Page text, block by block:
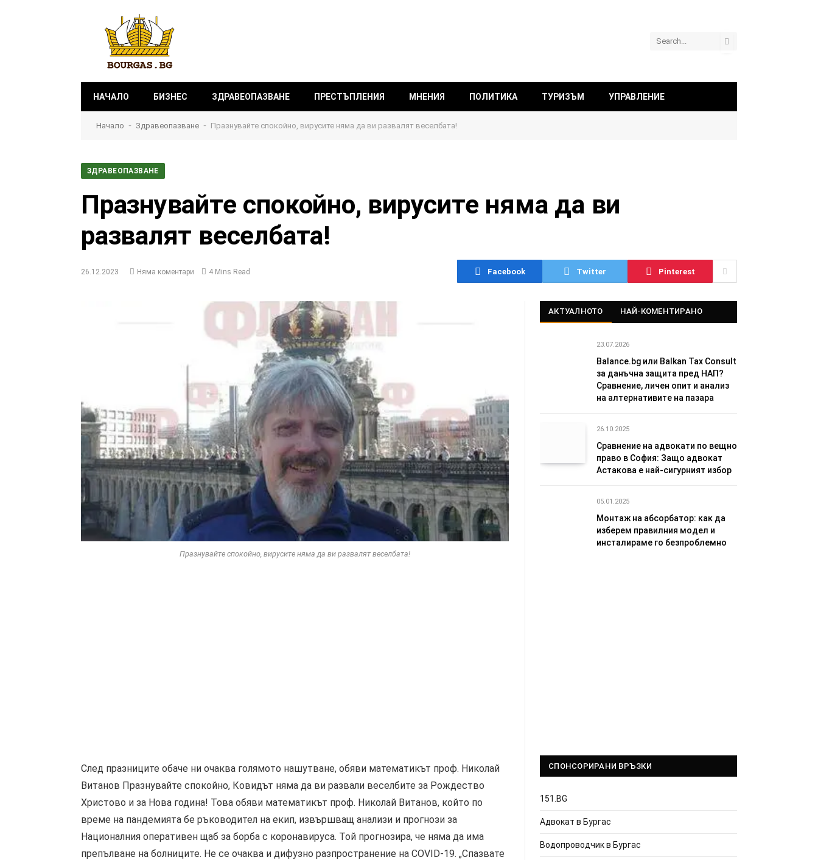
НАЧАЛО БИЗНЕС ЗДРАВЕОПАЗВАНЕ ПРЕСТЪПЛЕНИЯ МНЕНИЯ ПОЛИТИКА ТУРИЗЪМ УПРАВЛЕНИЕ
Начало - Здравеопазване - Празнувайте спокойно, вирусите няма да ви развалят веселбата!
ЗДРАВЕОПАЗВАНЕ
Празнувайте спокойно, вирусите няма да ви
развалят веселбата!
26.12.2023 Няма коментари 4 Mins Read Facebook Twitter Pinterest
Празнувайте спокойно, вирусите няма да ви развалят веселбата!
След празниците обаче ни очаква голямото нашутване, обяви математикът проф. Николай
Витанов Празнувайте спокойно, Ковидът няма да ви развали веселбите за Рождество
Христово и за Нова година! Това обяви математикът проф. Николай Витанов, който по
време на пандемията бе ръководител на екип, извършващ анализи и прогнози за
Националния оперативен щаб за борба с коронавируса. Той прогнозира, че няма да има
препълване на болниците. Не се очаква и дифузно разпространение на COVID-19. „Спазвате
АКТУАЛНОТО НАЙ-КОМЕНТИРАНО
23.07.2026
Balance.bg или Balkan Tax Consult
за данъчна защита пред НАП?
Сравнение, личен опит и анализ
на алтернативите на пазара
26.10.2025
Сравнение на адвокати по вещно
право в София: Защо адвокат
Астакова е най-сигурният избор
05.01.2025
Монтаж на абсорбатор: как да
изберем правилния модел и
инсталираме го безпроблемно
СПОНСОРИРАНИ ВРЪЗКИ
151.BG
Адвокат в Бургас
Водопроводчик в Бургас